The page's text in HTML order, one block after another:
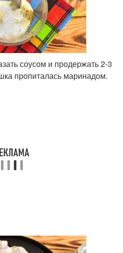
соусом и продержать 2-3
пропиталась маринадом.